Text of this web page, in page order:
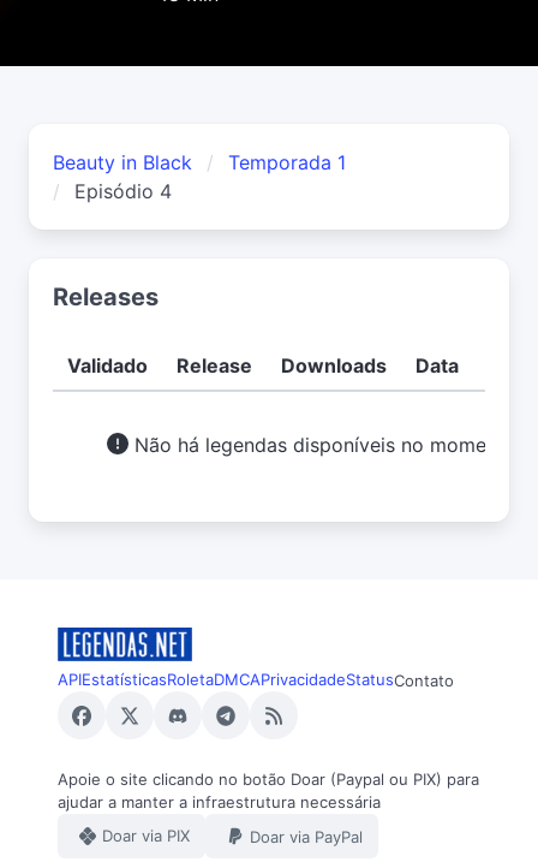
Beauty in Black
Temporada 1
Episódio 4
Releases
Validado Release Downloads Data
Não há legendas disponíveis no momento.
APIEstatísticasRoletaDMCAPrivacidadeStatusContato
Apoie o site clicando no botão Doar (Paypal ou PIX) para
ajudar a manter a infraestrutura necessária
Doar via PIX
Doar via PayPal